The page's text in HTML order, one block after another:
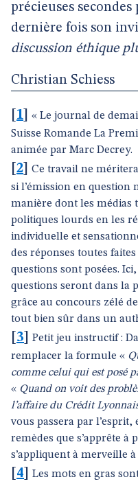
précieuses
dernière fois son
discussion éthique
Christian Schiess
1
« Le journal de
Suisse Romande La
animée par Marc Decrey.
2
Ce travail ne
si l’émission en question
manière dont les médias
politiques lourds en les
individuelle et
des réponses toutes
questions sont posées.
questions seront dans la
grâce au concours zélé
tout bien sûr dans un
3
Petit jeu instructif :
remplacer la formule «
comme celui qui est posé
« Quand on voit des
l’affaire du Crédit
vous passera par l’esprit,
remèdes que s’apprête à
s’appliquent à merveille
4
Les mots en gras